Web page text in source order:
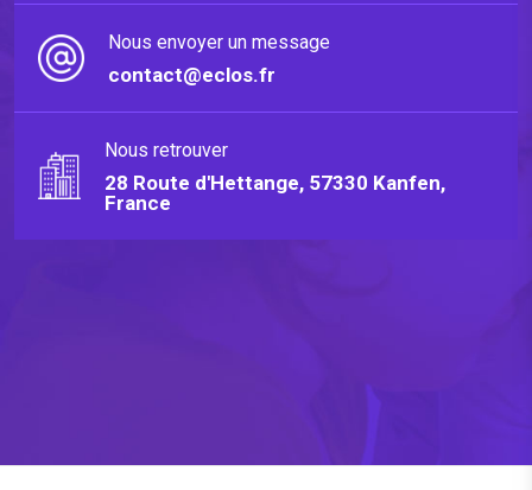
Nous envoyer un message
contact@eclos.fr
Nous retrouver
28 Route d'Hettange, 57330 Kanfen,
France